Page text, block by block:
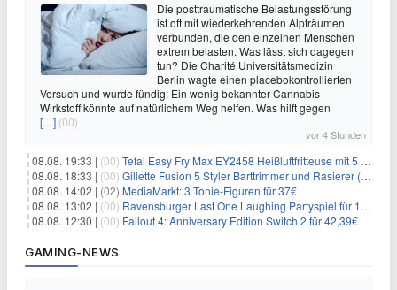
Die posttraumatische Belastungsstörung
ist oft mit wiederkehrenden Alpträumen
verbunden, die den einzelnen Menschen
extrem belasten. Was lässt sich dagegen
tun? Die Charité Universitätsmedizin
Berlin wagte einen placebokontrollierten
Versuch und wurde fündig: Ein wenig bekannter Cannabis-
Wirkstoff könnte auf natürlichem Weg helfen. Was hilft gegen
[…] (00)
vor 4 Stunden
08.08. 19:33 | (00) Tefal Easy Fry Max EY2458 Heißluftfritteuse mit 5 Litern für 64,99€
08.08. 18:33 | (00) Gillette Fusion 5 Styler Barttrimmer und Rasierer (All in One) für 16€
08.08. 14:02 | (02) MediaMarkt: 3 Tonie-Figuren für 37€
08.08. 13:02 | (00) Ravensburger Last One Laughing Partyspiel für 14,04€
08.08. 12:30 | (00) Fallout 4: Anniversary Edition Switch 2 für 42,39€
GAMING-NEWS